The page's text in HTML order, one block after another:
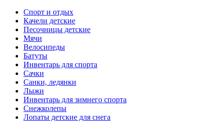
Спорт и отдых
Качели детские
Песочницы детские
Мячи
Велосипеды
Батуты
Инвентарь для спорта
Сачки
Санки, ледянки
Лыжи
Инвентарь для зимнего спорта
Снежколепы
Лопаты детские для снега